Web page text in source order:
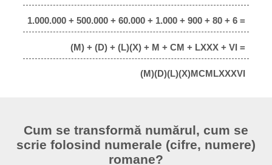
1.000.000 + 500.000 + 60.000 + 1.000 + 900 + 80 + 6 =
(M) + (D) + (L)(X) + M + CM + LXXX + VI =
(M)(D)(L)(X)MCMLXXXVI
Cum se transformă numărul, cum se
scrie folosind numerale (cifre, numere)
romane?